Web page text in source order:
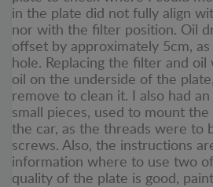
in the plate did not fully align
nor with the filter position. Oil
offset by approximately 5cm,
hole. Replacing the filter and
oil on the underside of the
remove to clean it. I also had
small pieces, used to mount
the car, as the threads were to
screws. Also, the instructions
information where to use two
quality of the plate is good,